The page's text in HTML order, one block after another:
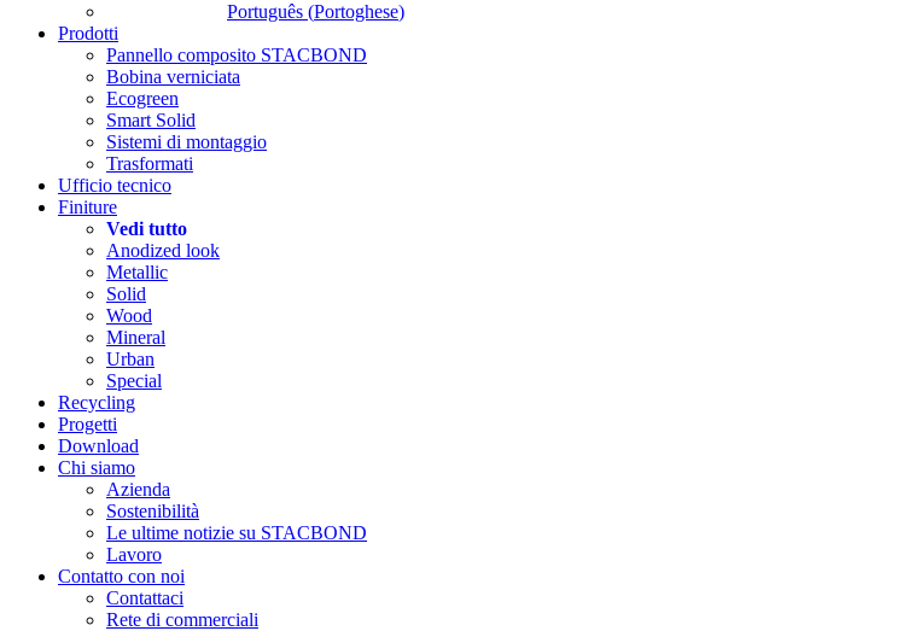
Português (Portoghese)
Prodotti
Pannello composito STACBOND
Bobina verniciata
Ecogreen
Smart Solid
Sistemi di montaggio
Trasformati
Ufficio tecnico
Finiture
Vedi tutto
Anodized look
Metallic
Solid
Wood
Mineral
Urban
Special
Recycling
Progetti
Download
Chi siamo
Azienda
Sostenibilità
Le ultime notizie su STACBOND
Lavoro
Contatto con noi
Contattaci
Rete di commerciali